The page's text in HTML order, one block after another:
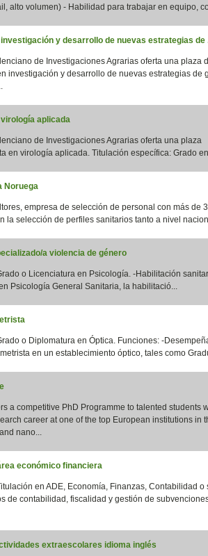
alto volumen) - Habilidad para trabajar en equipo,
y desarrollo de nuevas estrategias de
de Investigaciones Agrarias oferta una plaza
investigación y desarrollo de nuevas estrategias de
aplicada
de Investigaciones Agrarias oferta una plaza
en virología aplicada. Titulación específica: Grado
Noruega
empresa de selección de personal con más de
la selección de perfiles sanitarios tanto a nivel
a violencia de género
o Licenciatura en Psicología. -Habilitación
Psicología General Sanitaria, la habilitació...
o Diplomatura en Óptica. Funciones: -
en un establecimiento óptico, tales como
a competitive PhD Programme to talented students
career at one of the top European institutions in
nano...
económico financiera
en ADE, Economía, Finanzas, Contabilidad o
de contabilidad, fiscalidad y gestión de
extraescolares idioma inglés